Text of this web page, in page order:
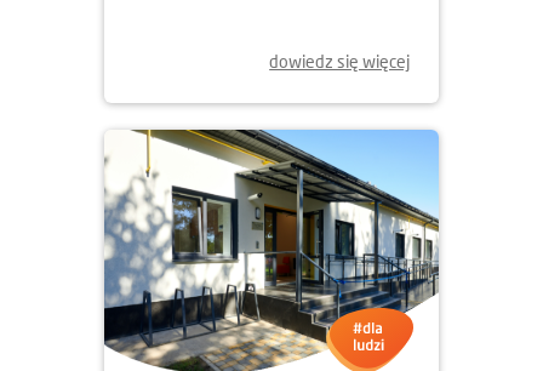
dowiedz się więcej